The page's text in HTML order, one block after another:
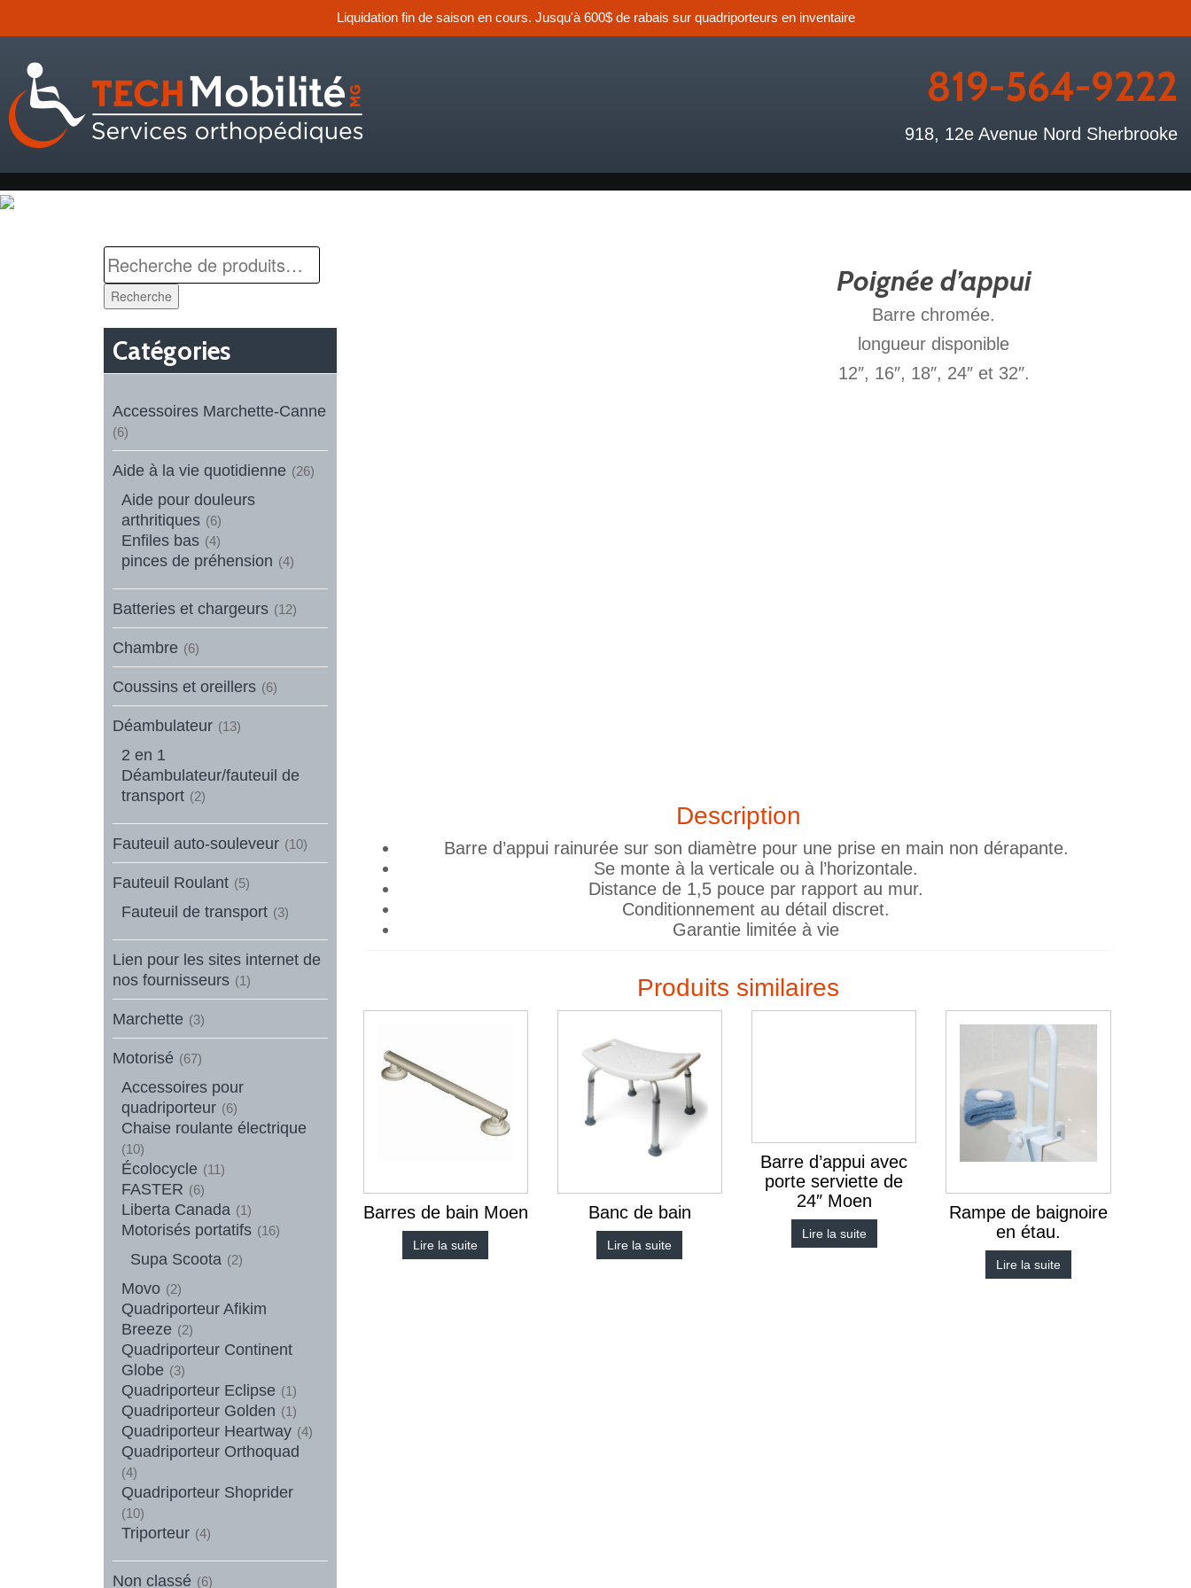
Liquidation fin de saison en cours. Jusqu'à 600$ de rabais sur quadriporteurs en inventaire
819-564-9222
918, 12e Avenue Nord Sherbrooke
Recherche
Catégories
Accessoires Marchette-Canne
(6)
Aide à la vie quotidienne (26)
Aide pour douleurs
arthritiques (6)
Enfiles bas (4)
pinces de préhension (4)
Batteries et chargeurs (12)
Chambre (6)
Coussins et oreillers (6)
Déambulateur (13)
2 en 1
Déambulateur/fauteuil de
transport (2)
Fauteuil auto-souleveur (10)
Fauteuil Roulant (5)
Fauteuil de transport (3)
Lien pour les sites internet de
nos fournisseurs (1)
Marchette (3)
Motorisé (67)
Accessoires pour
quadriporteur (6)
Chaise roulante électrique
(10)
Écolocycle (11)
FASTER (6)
Liberta Canada (1)
Motorisés portatifs (16)
Supa Scoota (2)
Movo (2)
Quadriporteur Afikim
Breeze (2)
Quadriporteur Continent
Globe (3)
Quadriporteur Eclipse (1)
Quadriporteur Golden (1)
Quadriporteur Heartway (4)
Quadriporteur Orthoquad
(4)
Quadriporteur Shoprider
(10)
Triporteur (4)
Non classé (6)
Poignée d’appui
Barre chromée.
longueur disponible
12″, 16″, 18″, 24″ et 32″.
Description
Barre d’appui rainurée sur son diamètre pour une prise en main non dérapante.
Se monte à la verticale ou à l’horizontale.
Distance de 1,5 pouce par rapport au mur.
Conditionnement au détail discret.
Garantie limitée à vie
Produits similaires
Barres de bain Moen
Lire la suite
Banc de bain
Lire la suite
Barre d’appui avec
porte serviette de
24″ Moen
Lire la suite
Rampe de baignoire
en étau.
Lire la suite